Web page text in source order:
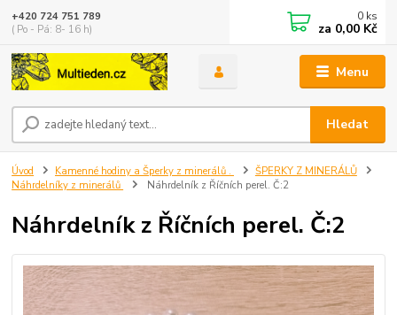
Menu
Hledat
+420 724 751 789
( Po - Pá: 8- 16 h)
0 ks
za 0,00 Kč
Úvod Kamenné hodiny a Šperky z minerálů .
ŠPERKY Z MINERÁLŮ
Náhrdelníky z minerálů
Náhrdelník z Říčních perel. Č:2
Náhrdelník z Říčních perel. Č:2